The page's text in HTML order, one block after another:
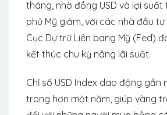
tháng, nhờ đồng USD và lợi suất
phủ Mỹ giảm, với các nhà đầu
Cục Dự trữ Liên bang Mỹ (Fed)
kết thúc chu kỳ nâng lãi suất.
Chỉ số USD Index dao động gần
trong hơn một năm, giúp vàng